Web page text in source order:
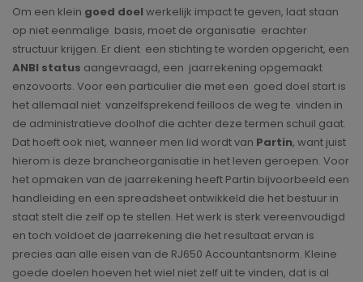
Om een klein goed doel werkelijk impact te geven, laat staan
op niet eenmalige basis, moet de organisatie erachter
structuur krijgen. Er dient een stichting te worden opgericht, een
ANBI status aangevraagd, een jaarrekening opgemaakt
enzovoorts. Voor een particulier die met een goed doel start is
het allemaal niet vanzelfsprekend feilloos de weg te vinden in
de administratieve doolhof die achter deze termen schuil gaat.
Dat hoeft ook niet, wanneer men lid wordt van Partin, want juist
hierom is deze brancheorganisatie in het leven geroepen. Voor
het opmaken van de jaarrekening heeft Partin bijvoorbeeld een
handleiding en een spreadsheet ontwikkeld die het bestuur in
staat stelt die zelf op te stellen. Het werk is sterk vereenvoudigd
en toch voldoet de jaarrekening die het resultaat ervan is
precies aan alle eisen van de RJ650 Accountantsnorm. Kleine
goede doelen hoeven het wiel niet zelf uit te vinden, dat is al